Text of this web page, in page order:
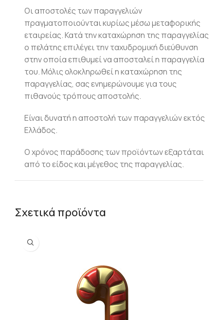
Οι αποστολές των παραγγελιών
πραγματοποιούνται κυρίως μέσω μεταφορικής
εταιρείας. Κατά την καταχώρηση της παραγγελίας
ο πελάτης επιλέγει την ταχυδρομική διεύθυνση
στην οποία επιθυμεί να αποσταλεί η παραγγελία
του. Μόλις ολοκληρωθεί η καταχώρηση της
παραγγελίας, σας ενημερώνουμε για τους
πιθανούς τρόπους αποστολής.
Είναι δυνατή η αποστολή των παραγγελιών εκτός
Ελλάδος.
Ο χρόνος παράδοσης των προϊόντων εξαρτάται
από το είδος και μέγεθος της παραγγελίας.
Σχετικά προϊόντα